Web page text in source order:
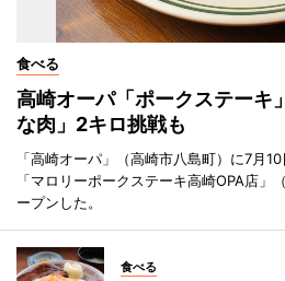
食べる
高崎オーパ「ポークステー
な肉」2キロ挑戦も
「高崎オーパ」（高崎市八島町）に7月
「マロリーポークステーキ高崎OPA店
ープンした。
食べる